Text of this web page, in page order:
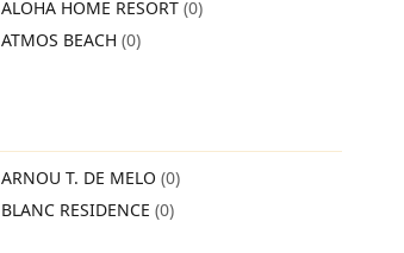
ALOHA HOME RESORT (0)
ATMOS BEACH (0)
ARNOU T. DE MELO (0)
BLANC RESIDENCE (0)